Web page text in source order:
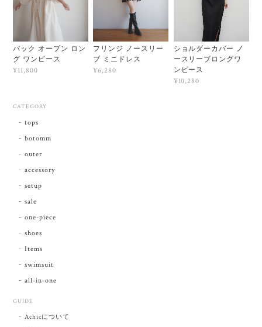
バック オープン ロン
グ ワンピース
¥11,800
フリンジ ノースリー
ブ ミニドレス
¥6,280
ショルダーカバー ノ
ースリーブロングワ
ンピース
¥10,280
CATEGORY
tops
botomm
outer
accessory
setup
sale
one-piece
shoes
Items
swimsuit
all-in-one
GUIDE
Achicについて